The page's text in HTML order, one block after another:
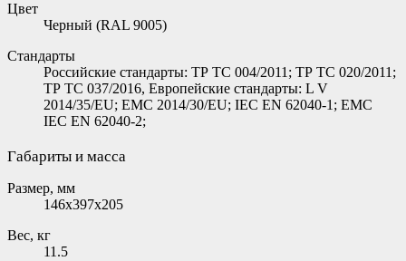
Цвет
Черный (RAL 9005)
Стандарты
Российские стандарты: ТР ТС 004/2011; ТР ТС 020/2011;
ТР ТС 037/2016, Европейские стандарты: L V
2014/35/EU; EMC 2014/30/EU; IEC EN 62040-1; EMC
IEC EN 62040-2;
Габариты и масса
Размер, мм
146x397x205
Вес, кг
11.5